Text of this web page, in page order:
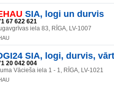
SIA, logi un durvis
67 622 621
iela 83, RĪGA, LV-1007
SIA, logi, durvis,
20 042 004
Vācieša iela 1 - 1, RĪGA, LV-1021